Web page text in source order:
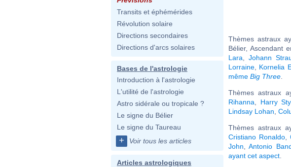
Transits et éphémérides
Révolution solaire
Directions secondaires
Directions d'arcs solaires
Bases de l'astrologie
Introduction à l'astrologie
L'utilité de l'astrologie
Astro sidérale ou tropicale ?
Le signe du Bélier
Le signe du Taureau
+ Voir tous les articles
Articles astrologiques
Thèmes astraux
Bélier, Ascendant
Lara
Johann
Lorraine
Kornelia
même Big Three
Thèmes astraux
Rihanna
Harry
Lindsay Lohan
Thèmes astraux
Cristiano Ronaldo
John ,Antonio
ayant cet aspect